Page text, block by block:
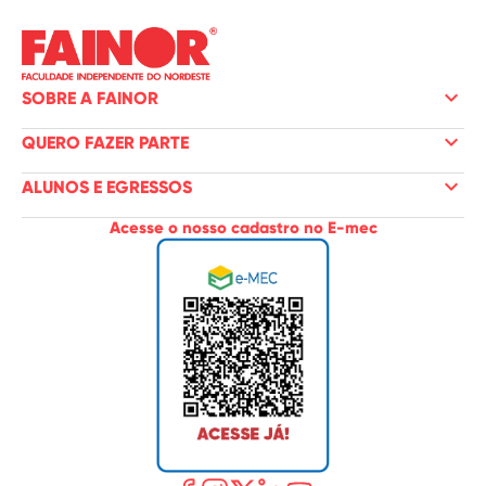
SOBRE A FAINOR keyboard_arrow_down
QUERO FAZER PARTE keyboard_arrow_down
ALUNOS E EGRESSOS keyboard_arrow_down
Acesse o nosso cadastro no E-mec